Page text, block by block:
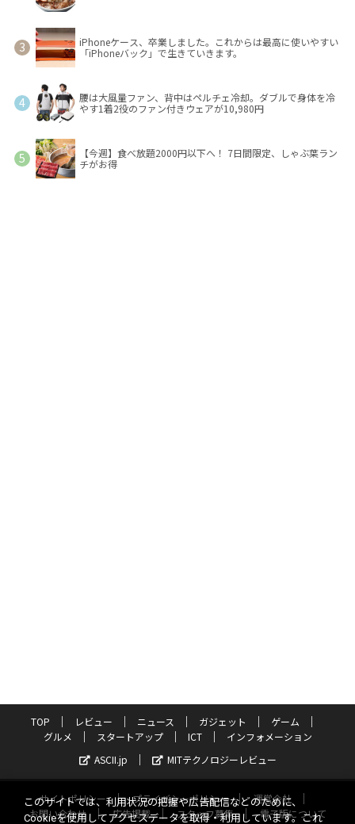
iPhoneケース、卒業しました。これからは最高に使いやすい
「iPhoneバック」で生きていきます。
腰は大風量ファン、背中はペルチェ冷却。ダブルで身体を冷
やす1着2役のファン付きウェアが10,980円
【今週】食べ放題2000円以下へ！ 7日間限定、しゃぶ葉ラン
チがお得
TOP レビュー ニュース ガジェット
ゲーム
グルメ
スタートアップ ICT
インフォメーション
ASCII.jp
MITテクノロジーレビュー
サイトポリシー プライバシーポリシー
運営会社
お問い合わせ
広告掲載 スタッフ募集 電子版について
このサイトでは、利用状況の把握や広告配信などのために、
Cookieを使用してアクセスデータを取得・利用しています。これ